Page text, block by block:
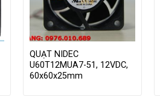
QUẠT NIDEC
U60T12MUA7-51, 12VDC,
60x60x25mm